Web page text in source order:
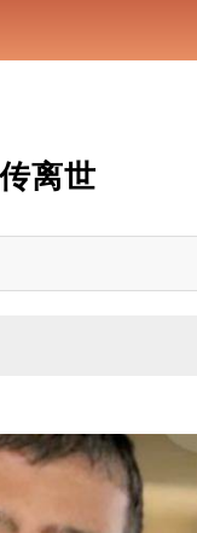
离世